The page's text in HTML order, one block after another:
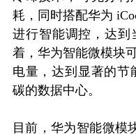
耗，同时搭配华为
进行智能调控，达到
着，华为智能微模块
电量，达到显著的节
碳的数据中心。
目前，华为智能微模